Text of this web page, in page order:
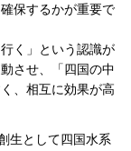
保するかが重要で
く」という認識が
させ、「四国の中
、相互に効果が高
生として四国水系